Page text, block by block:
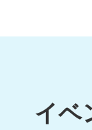
イベ